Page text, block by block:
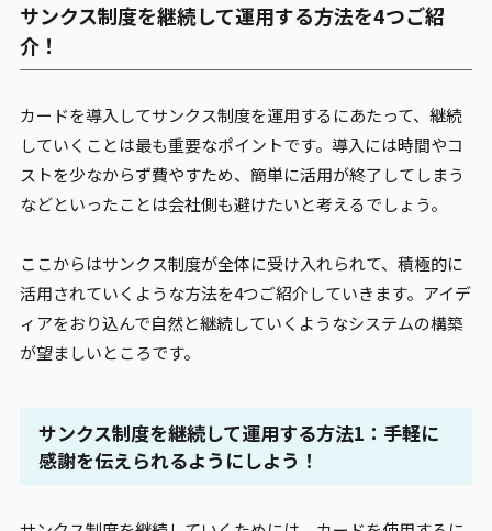
サンクス制度を継続して運用する方法を4つご紹
介！
カードを導入してサンクス制度を運用するにあたって、継続
していくことは最も重要なポイントです。導入には時間やコ
ストを少なからず費やすため、簡単に活用が終了してしまう
などといったことは会社側も避けたいと考えるでしょう。
ここからはサンクス制度が全体に受け入れられて、積極的に
活用されていくような方法を4つご紹介していきます。アイデ
ィアをおり込んで自然と継続していくようなシステムの構築
が望ましいところです。
サンクス制度を継続して運用する方法1：手軽に
感謝を伝えられるようにしよう！